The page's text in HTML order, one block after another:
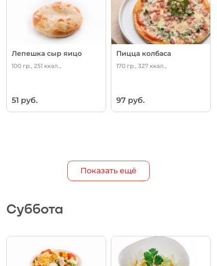
Лепешка сыр яицо
100 гр., 251 ккал.,
51 руб.
Пицца колбаса
170 гр., 327 ккал.,
97 руб.
Показать ещё
Суббота